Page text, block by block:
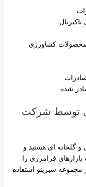
محصولات کشاورزی
شده
توسط شرکت
و گلخانه ای هستید و
فرامرزی را
مجموعه سبزینو استفاده